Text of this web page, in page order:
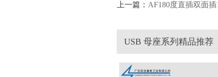
上一篇： AF180度直插双面插
USB 母座系列精品推荐